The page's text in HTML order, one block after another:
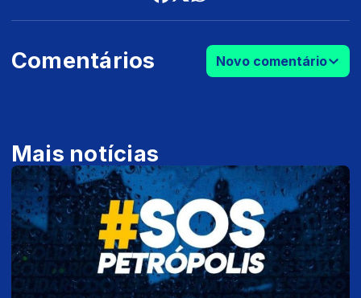
Comentários Novo comentário
Mais notícias